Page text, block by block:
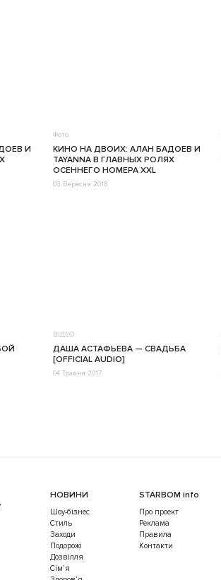
И
Фото
КИНО НА ДВОИХ: АЛАН БАДОЕВ И
TAYANNA В ГЛАВНЫХ РОЛЯХ
ОСЕННЕГО НОМЕРА XXL
03 Вересня 2018
ВІДЕО
ДАША АСТАФЬЕВА — СВАДЬБА
[OFFICIAL AUDIO]
04 Травня 2017
НОВИНИ
Шоу-бізнес
Стиль
Заходи
Подорожі
Дозвілля
Cім’я
STARBOM info
Про проект
Реклама
Правила
Контакти